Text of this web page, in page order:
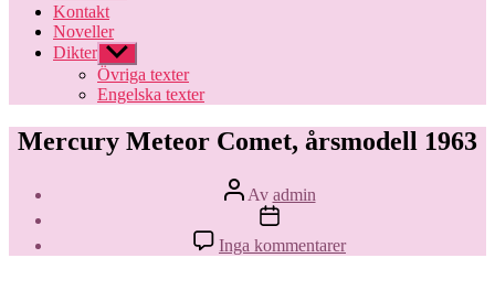
Kontakt
Noveller
Dikter Visa
undermeny
Övriga texter
Engelska texter
Mercury Meteor Comet, årsmodell 1963
Inläggsförfattare
Av admin
Inläggsdatum
Inga kommentarertill
Mercury